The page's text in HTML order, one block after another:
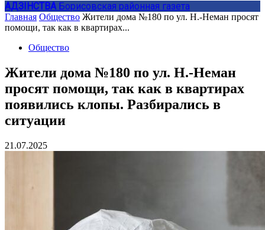
АДЗIНСТВА Борисовская районная газета
Главная Общество Жители дома №180 по ул. Н.-Неман просят
помощи, так как в квартирах...
Общество
Жители дома №180 по ул. Н.-Неман
просят помощи, так как в квартирах
появились клопы. Разбирались в
ситуации
21.07.2025